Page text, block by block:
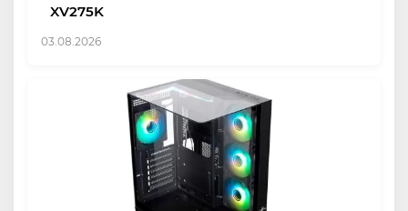
XV275K
03.08.2026